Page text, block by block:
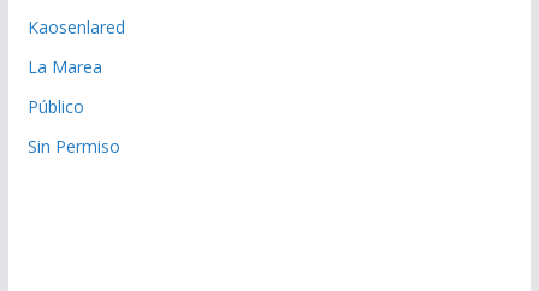
Kaosenlared
La Marea
Público
Sin Permiso